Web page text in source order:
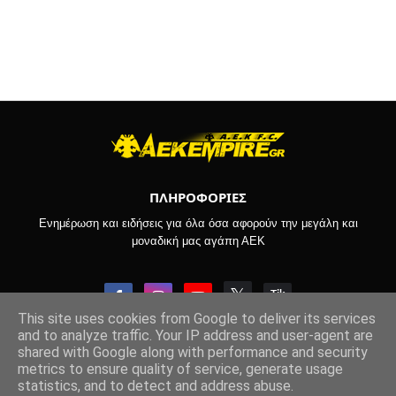
ΠΛΗΡΟΦΟΡΙΕΣ
Ενημέρωση και ειδήσεις για όλα όσα αφορούν την μεγάλη και
μοναδική μας αγάπη ΑΕΚ
Copyright © 2022-2026 -Aekempire.Gr
This site uses cookies from Google to deliver its services
and to analyze traffic. Your IP address and user-agent are
shared with Google along with performance and security
metrics to ensure quality of service, generate usage
statistics, and to detect and address abuse.